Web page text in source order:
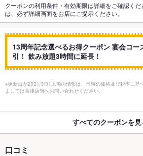
クーポンの利用条件・有効期限は詳細をご確認く
は、必ず詳細画面をお店にご提示ください。
13周年記念選べるお得クーポン 宴会コー
引！ 飲み放題3時間に延長！
※更新日が2021/3/31以前の情報は、当時の価格及び税率に基
ましては直接店舗へお問い合わせください。
すべてのクーポンを見
口コミ